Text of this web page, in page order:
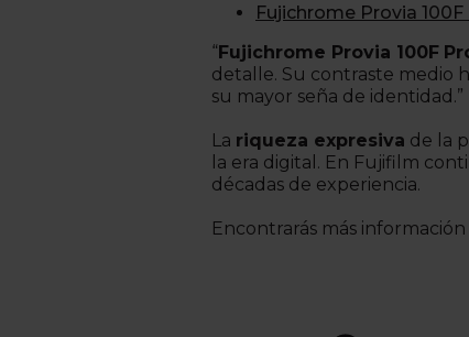
Fujichrome Provia
“ Fujichrome Provia 100F
detalle. Su contraste medio
su mayor seña de identidad.”
La riqueza expresiva de la
la era digital. En Fujifilm
décadas de experiencia.
Encontrarás más